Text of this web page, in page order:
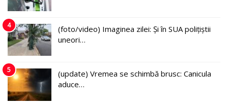
4
(foto/video) Imaginea zilei: Și în SUA polițiștii
uneori…
5
(update) Vremea se schimbă brusc: Canicula
aduce…